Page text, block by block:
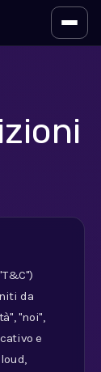
da
"noi",
e